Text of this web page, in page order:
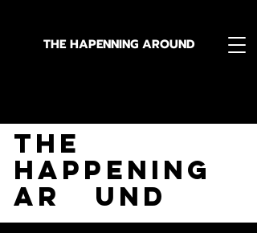
THE HAPENNING AROUND
The
Happening
Ar und